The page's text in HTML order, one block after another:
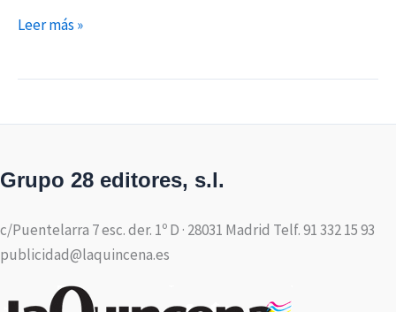
Leer más »
Grupo 28 editores, s.l.
c/Puentelarra 7 esc. der. 1º D · 28031 Madrid Telf. 91 332 15 93
publicidad@laquincena.es